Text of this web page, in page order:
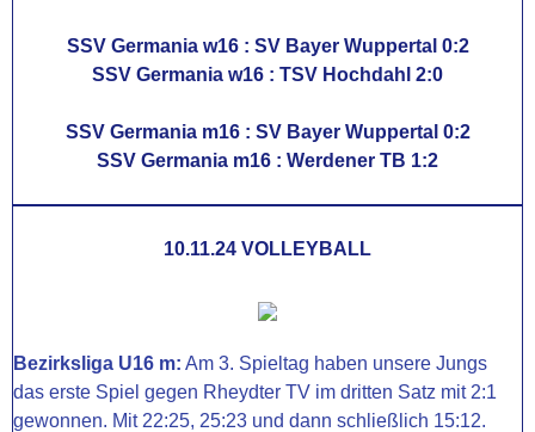
SSV Germania w16 : SV Bayer Wuppertal 0:2
SSV Germania w16 : TSV Hochdahl 2:0
SSV Germania m16 : SV Bayer Wuppertal 0:2
SSV Germania m16 : Werdener TB 1:2
10.11.24 VOLLEYBALL
Bezirksliga U16 m: Am 3. Spieltag haben unsere Jungs
das erste Spiel gegen Rheydter TV im dritten Satz mit 2:1
gewonnen. Mit 22:25, 25:23 und dann schließlich 15:12.